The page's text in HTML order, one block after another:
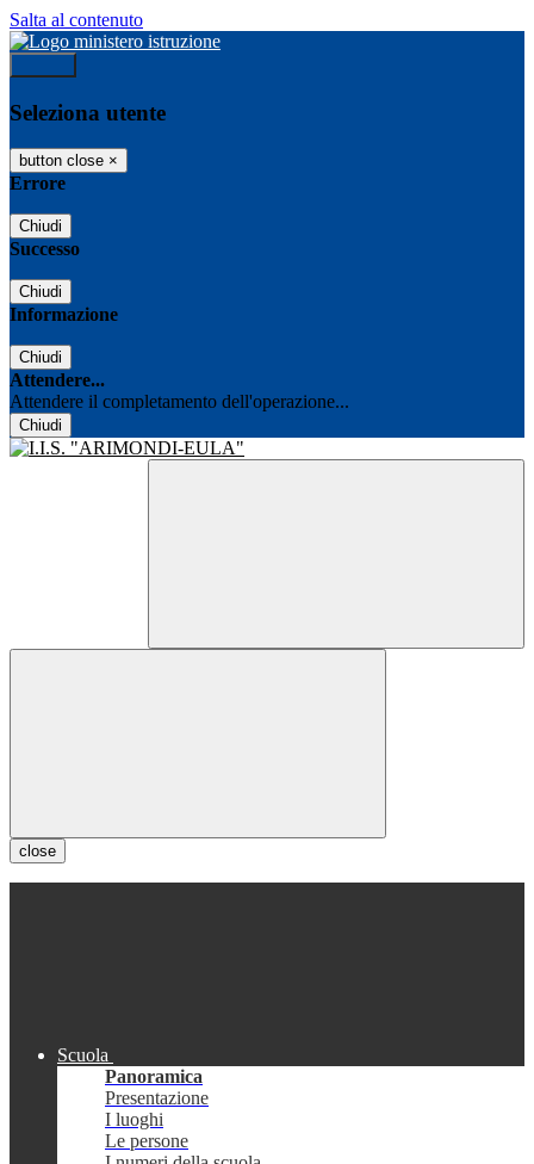
Salta al contenuto
Seleziona utente
button close ×
Errore
Chiudi
Successo
Chiudi
Informazione
Chiudi
Attendere...
Attendere il completamento dell'operazione...
Chiudi
close
Scuola
Panoramica
Presentazione
I luoghi
Le persone